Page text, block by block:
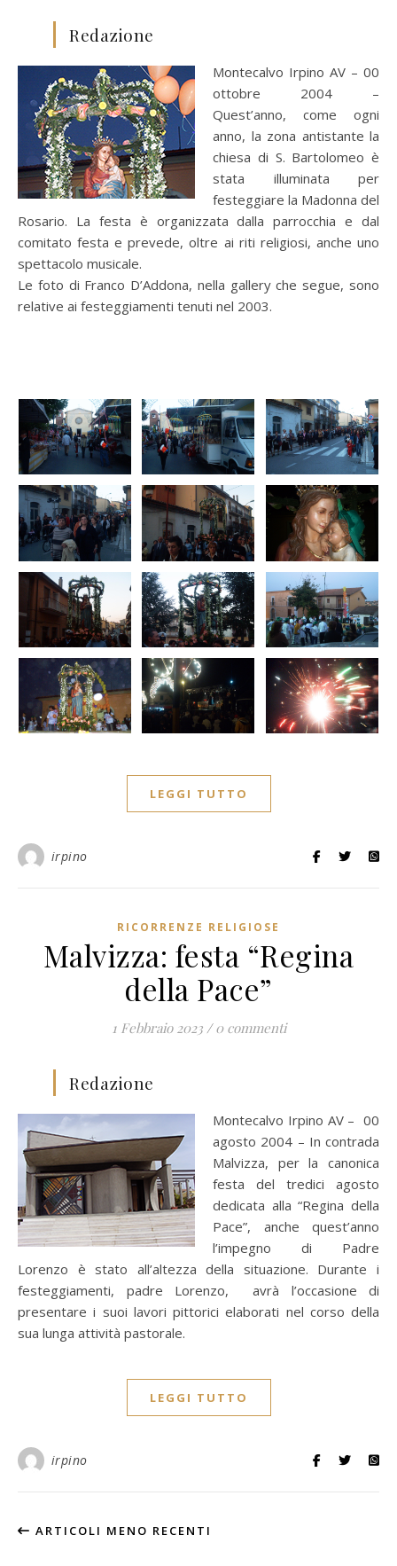
Redazione
Montecalvo Irpino AV – 00
ottobre 2004 –
Quest’anno, come ogni
anno, la zona antistante la
chiesa di S. Bartolomeo è
stata illuminata per
festeggiare la Madonna del
Rosario. La festa è organizzata dalla parrocchia e dal
comitato festa e prevede, oltre ai riti religiosi, anche uno
spettacolo musicale.
Le foto di Franco D’Addona, nella gallery che segue, sono
relative ai festeggiamenti tenuti nel 2003.
LEGGI TUTTO
irpino
RICORRENZE RELIGIOSE
Malvizza: festa “Regina
della Pace”
1 Febbraio 2023 / 0 commenti
Redazione
Montecalvo Irpino AV – 00
agosto 2004 – In contrada
Malvizza, per la canonica
festa del tredici agosto
dedicata alla “Regina della
Pace”, anche quest’anno
l’impegno di Padre
Lorenzo è stato all’altezza della situazione. Durante i
festeggiamenti, padre Lorenzo, avrà l’occasione di
presentare i suoi lavori pittorici elaborati nel corso della
sua lunga attività pastorale.
LEGGI TUTTO
irpino
ARTICOLI MENO RECENTI